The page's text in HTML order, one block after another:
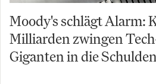
Moody's schlägt Alarm:
Milliarden zwingen
Giganten in die